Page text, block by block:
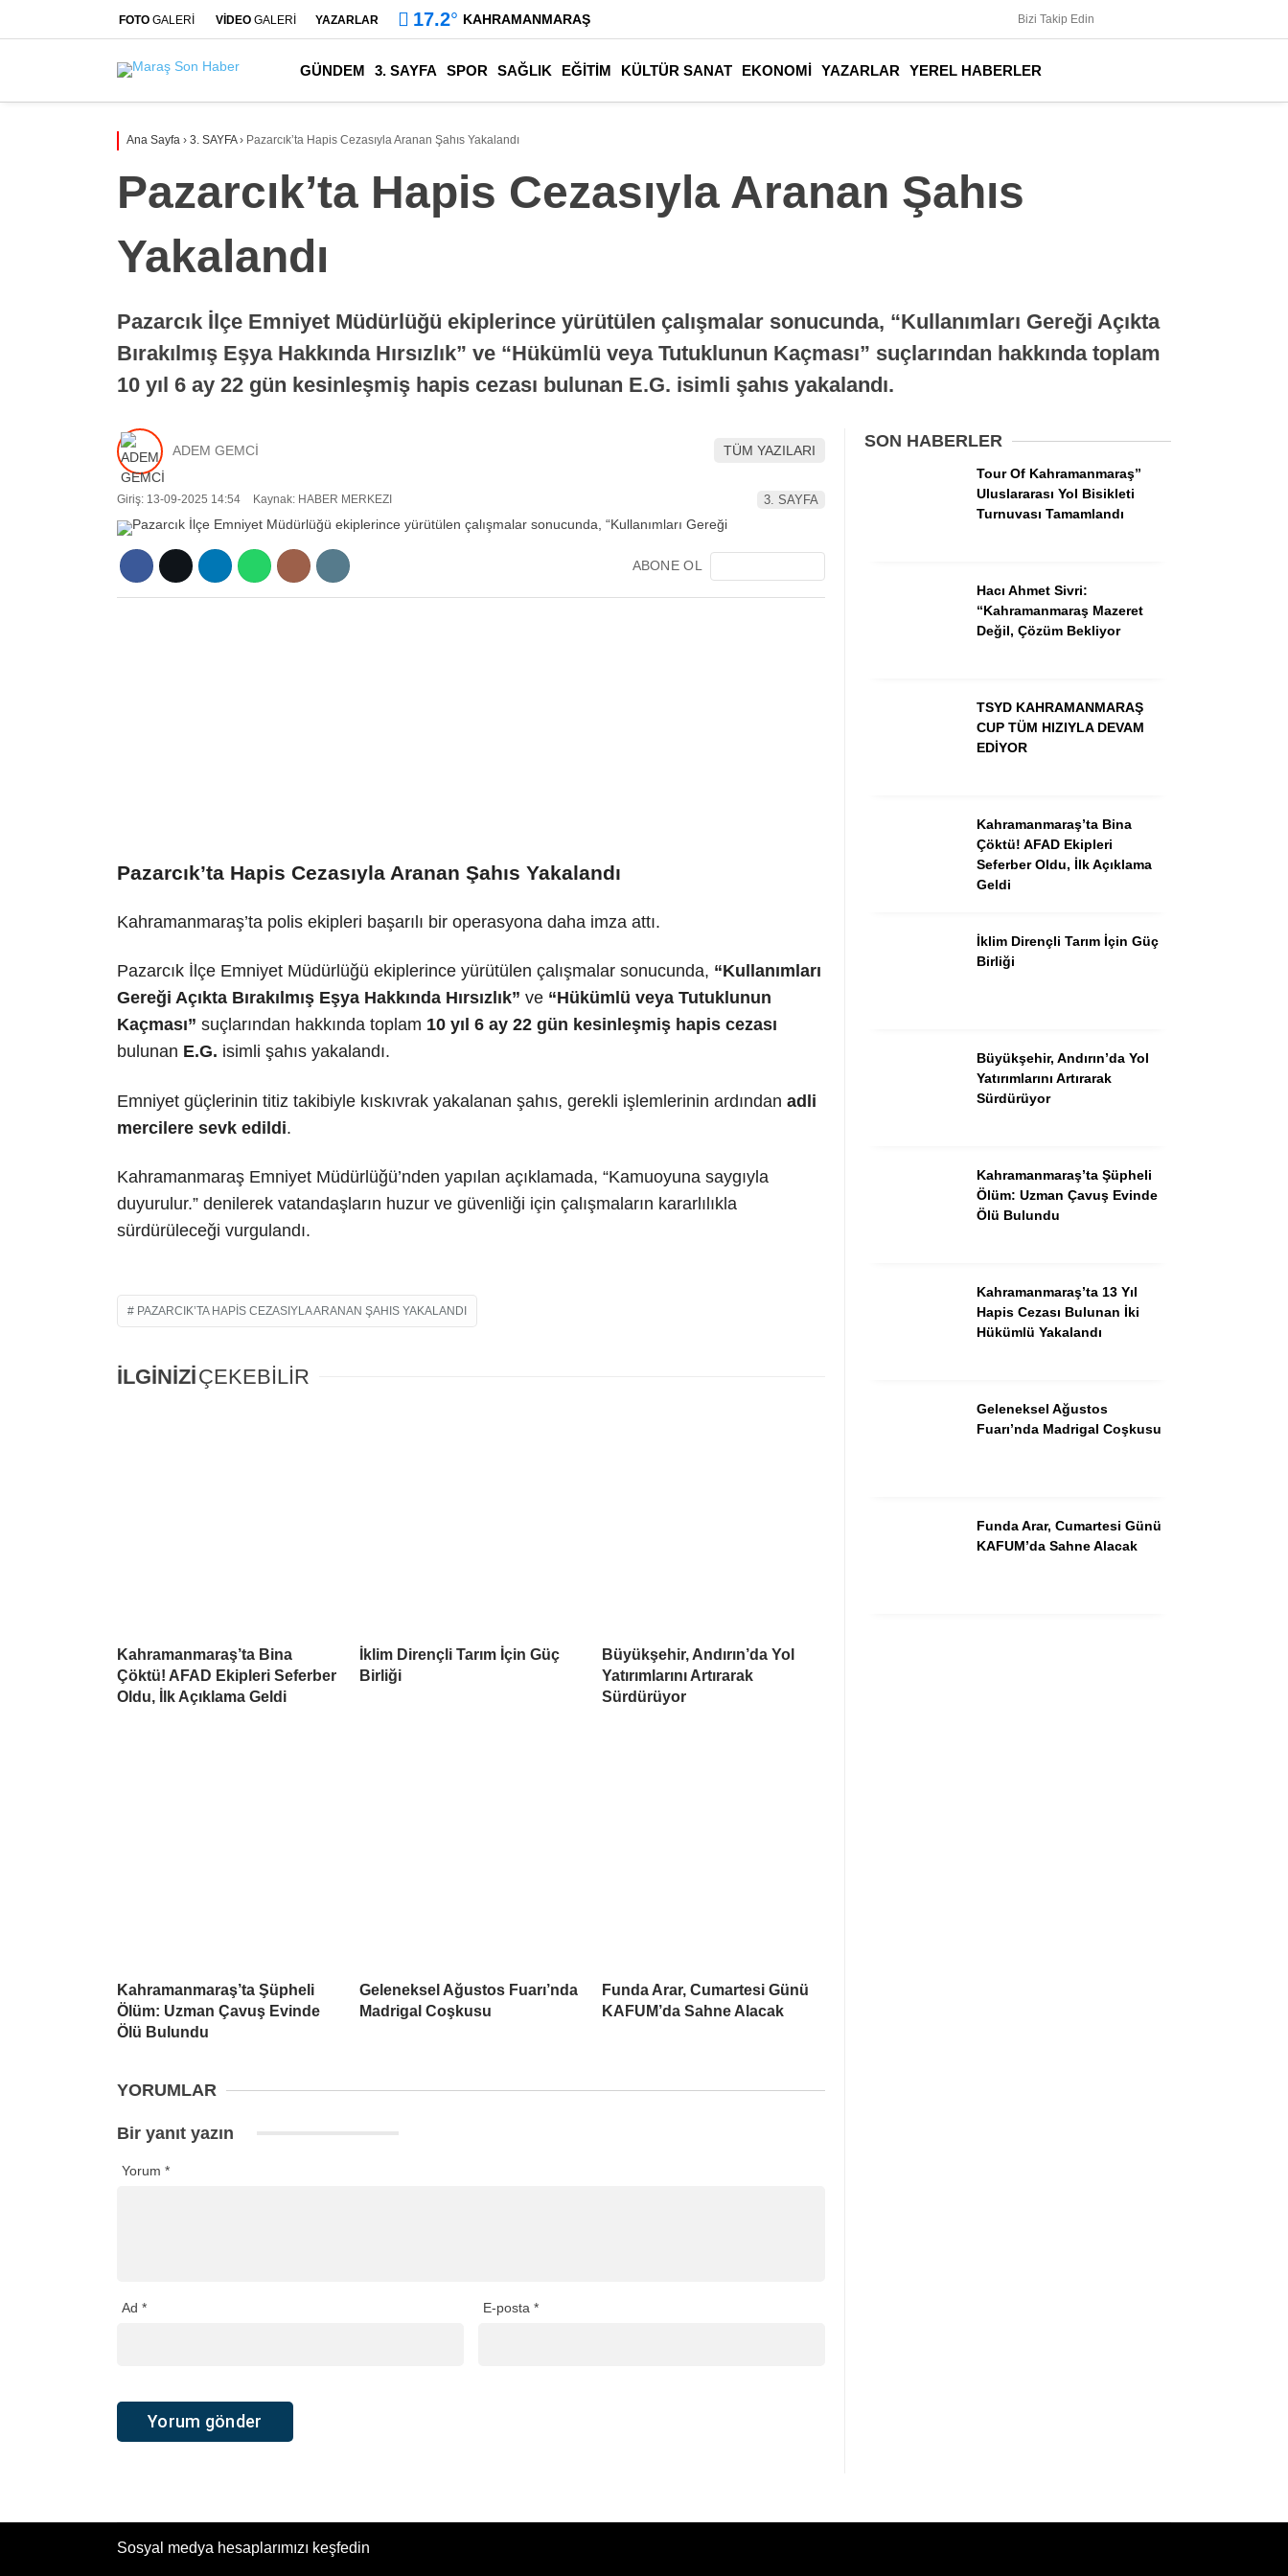
GÜNDEM
3. SAYFA
SAĞLIK
EĞİTİM
EKONOMİ
Instagram
FOTO GALERİ VİDEO GALERİ YAZARLAR 17.2° KAHRAMANMARAŞ Bizi Takip Edin
GÜNDEM 3. SAYFA SPOR SAĞLIK EĞİTİM KÜLTÜR SANAT EKONOMİ YAZARLAR YEREL HABERLER
Ana Sayfa › 3. SAYFA› Pazarcık’ta Hapis Cezasıyla Aranan Şahıs Yakalandı
Pazarcık’ta Hapis Cezasıyla Aranan Şahıs
Yakalandı
Pazarcık İlçe Emniyet Müdürlüğü ekiplerince yürütülen çalışmalar sonucunda, “Kullanımları Gereği Açıkta
Bırakılmış Eşya Hakkında Hırsızlık” ve “Hükümlü veya Tutuklunun Kaçması” suçlarından hakkında toplam
10 yıl 6 ay 22 gün kesinleşmiş hapis cezası bulunan E.G. isimli şahıs yakalandı.
ADEM GEMCİ TÜM YAZILARI
Giriş: 13-09-2025 14:54 Kaynak: HABER MERKEZI 3. SAYFA
ABONE OL
Pazarcık’ta Hapis Cezasıyla Aranan Şahıs Yakalandı
Kahramanmaraş’ta polis ekipleri başarılı bir operasyona daha imza attı.
Pazarcık İlçe Emniyet Müdürlüğü ekiplerince yürütülen çalışmalar sonucunda, “Kullanımları
Gereği Açıkta Bırakılmış Eşya Hakkında Hırsızlık” ve “Hükümlü veya Tutuklunun
Kaçması” suçlarından hakkında toplam 10 yıl 6 ay 22 gün kesinleşmiş hapis cezası
bulunan E.G. isimli şahıs yakalandı.
Emniyet güçlerinin titiz takibiyle kıskıvrak yakalanan şahıs, gerekli işlemlerinin ardından adli
mercilere sevk edildi.
Kahramanmaraş Emniyet Müdürlüğü’nden yapılan açıklamada, “Kamuoyuna saygıyla
duyurulur.” denilerek vatandaşların huzur ve güvenliği için çalışmaların kararlılıkla
sürdürüleceği vurgulandı.
PAZARCIK’TA HAPIS CEZASIYLA ARANAN ŞAHIS YAKALANDI
İLGİNİZİÇEKEBİLİR
Kahramanmaraş’ta Bina
Çöktü! AFAD Ekipleri Seferber
Oldu, İlk Açıklama Geldi
İklim Dirençli Tarım İçin Güç
Birliği
Büyükşehir, Andırın’da Yol
Yatırımlarını Artırarak
Sürdürüyor
Kahramanmaraş’ta Şüpheli
Ölüm: Uzman Çavuş Evinde
Ölü Bulundu
Geleneksel Ağustos Fuarı’nda
Madrigal Coşkusu
Funda Arar, Cumartesi Günü
KAFUM’da Sahne Alacak
YORUMLAR
Bir yanıt yazın
Yorum *
Ad * E-posta *
SON HABERLER
Tour Of Kahramanmaraş”
Uluslararası Yol Bisikleti
Turnuvası Tamamlandı
Hacı Ahmet Sivri:
“Kahramanmaraş Mazeret
Değil, Çözüm Bekliyor
TSYD KAHRAMANMARAŞ
CUP TÜM HIZIYLA DEVAM
EDİYOR
Kahramanmaraş’ta Bina
Çöktü! AFAD Ekipleri
Seferber Oldu, İlk Açıklama
Geldi
İklim Dirençli Tarım İçin Güç
Birliği
Büyükşehir, Andırın’da Yol
Yatırımlarını Artırarak
Sürdürüyor
Kahramanmaraş’ta Şüpheli
Ölüm: Uzman Çavuş Evinde
Ölü Bulundu
Kahramanmaraş’ta 13 Yıl
Hapis Cezası Bulunan İki
Hükümlü Yakalandı
Geleneksel Ağustos
Fuarı’nda Madrigal Coşkusu
Funda Arar, Cumartesi Günü
KAFUM’da Sahne Alacak
Sosyal medya hesaplarımızı keşfedin